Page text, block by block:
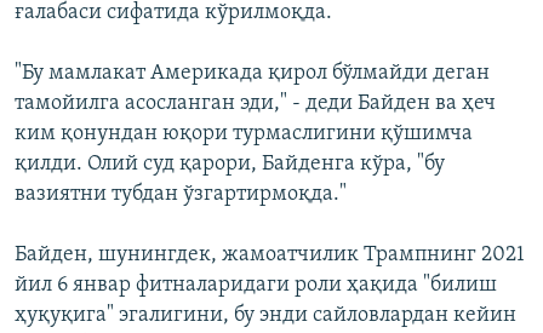
ғалабаси сифатида кўрилмоқда.
"Бу мамлакат Америкада қирол бўлмайди деган
тамойилга асосланган эди," - деди Байден ва ҳеч
ким қонундан юқори турмаслигини қўшимча
қилди. Олий суд қарори, Байденга кўра, "бу
вазиятни тубдан ўзгартирмоқда."
Байден, шунингдек, жамоатчилик Трампнинг 2021
йил 6 январ фитналаридаги роли ҳақида "билиш
ҳуқуқига" эгалигини, бу энди сайловлардан кейин